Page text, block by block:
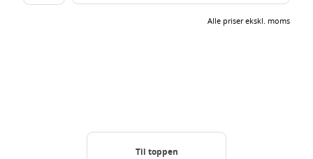
Alle priser ekskl. moms
Til toppen